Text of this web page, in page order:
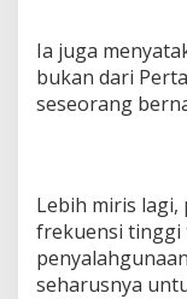
Ia juga
bukan dari
seseorang
Lebih miris
frekuensi tinggi
seharusnya